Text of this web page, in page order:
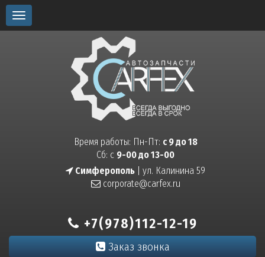
Toggle
navigation
Время работы: Пн-Пт: с 9 до 18
Сб: с 9-00 до 13-00
Симферополь | ул. Калинина 59
corporate@carfex.ru
+7(978)112-12-19
Заказ звонка